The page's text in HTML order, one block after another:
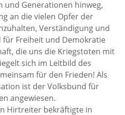
und Generationen hinweg,
an die vielen Opfer der
Verständigung und
Freiheit und Demokratie
die uns die Kriegstoten mit
sich im Leitbild des
für den Frieden! Als
ist der Volksbund für
angewiesen.
Hirtreiter bekräftigte in